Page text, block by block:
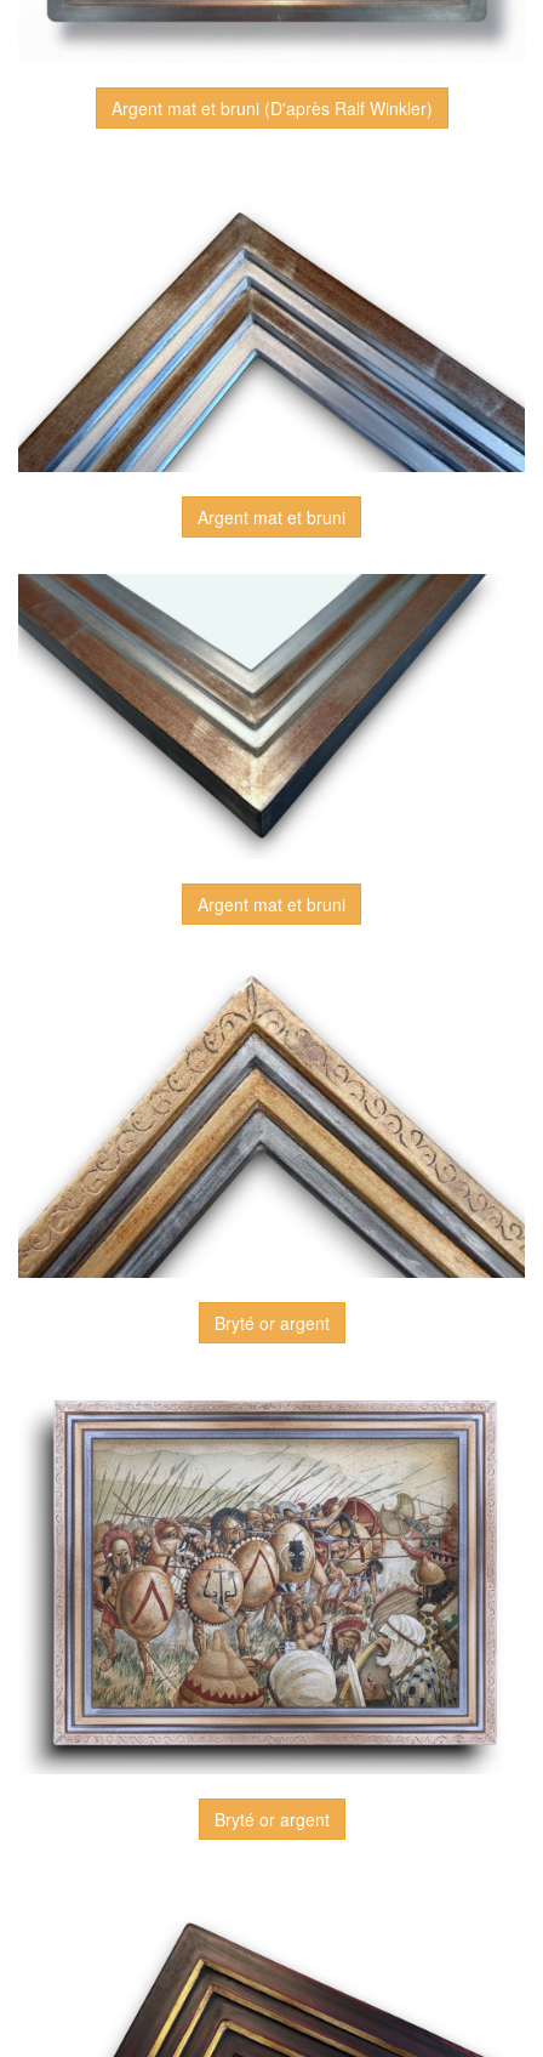
Argent mat et bruni (D'après Ralf Winkler)
Argent mat et bruni
Argent mat et bruni
Bryté or argent
Bryté or argent